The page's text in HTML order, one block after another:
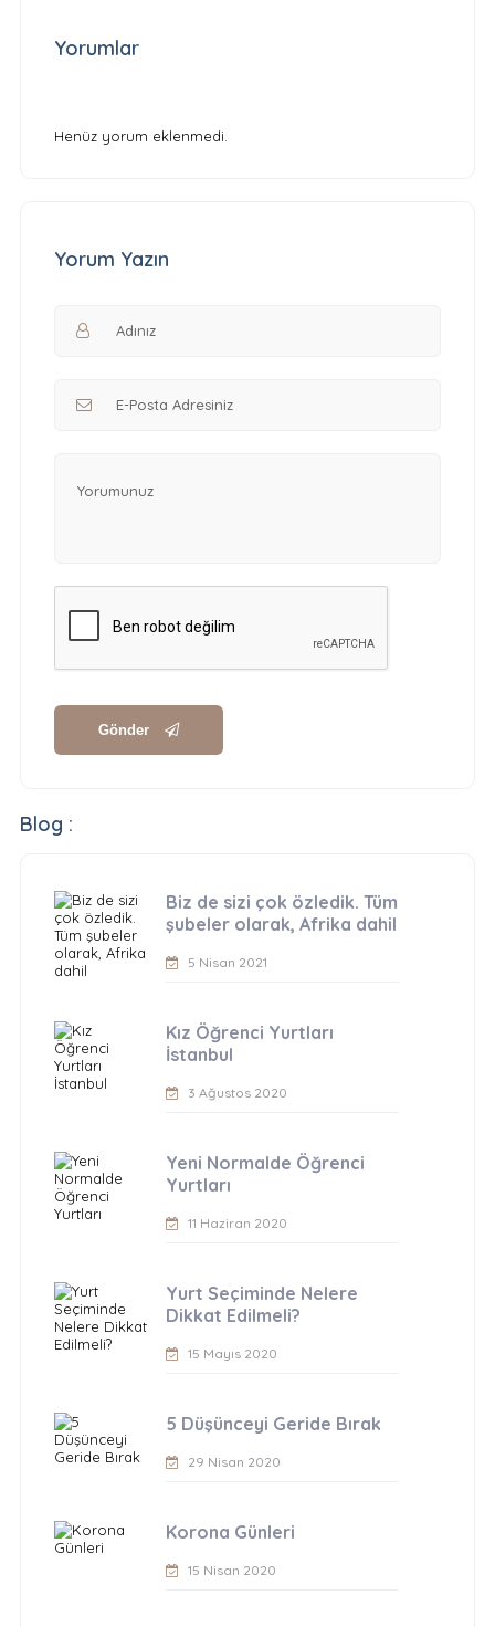
Yorumlar
Henüz yorum eklenmedi.
Yorum Yazın
Gönder
Blog :
Biz de sizi çok özledik. Tüm
şubeler olarak, Afrika dahil
5 Nisan 2021
Kız Öğrenci Yurtları
İstanbul
3 Ağustos 2020
Yeni Normalde Öğrenci
Yurtları
11 Haziran 2020
Yurt Seçiminde Nelere
Dikkat Edilmeli?
15 Mayıs 2020
5 Düşünceyi Geride Bırak
29 Nisan 2020
Korona Günleri
15 Nisan 2020